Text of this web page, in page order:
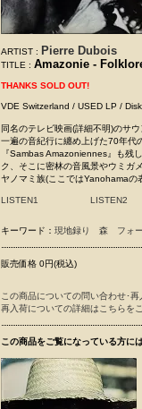
ARTIST : Pierre Dubois
TITLE : Amazonie -
THANKS SOLD OUT!
VDE Switzerland / USED LP /
同名のテレビ映画(詳細不明)のサ
一遍の音紀行に纏め上げた70年代
『Sambas Amazoniennes』も残
ク、そこに密林の音風景やウミガ
ヤノマミ族(ここではYanohamaの
LISTEN1 LISTEN2
キーワード： 現地録り 森 フォ
販売価格 0円(税込)
この商品についての問い合わせ･
再入荷についての詳細はこちらを
この商品をご覧になっている方に